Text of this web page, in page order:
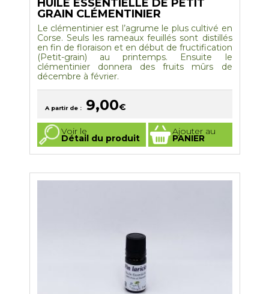
HUILE ESSENTIELLE DE PETIT
GRAIN CLÉMENTINIER
Le clémentinier est l’agrume le plus cultivé en
Corse. Seuls les rameaux feuillés sont distillés
en fin de floraison et en début de fructification
(Petit-grain) au printemps. Ensuite le
clémentinier donnera des fruits mûrs de
décembre à février.
A partir de : 9,00€
Voir le
Détail du produit
Ajouter au
PANIER
Ce
produit
a
plusieurs
options